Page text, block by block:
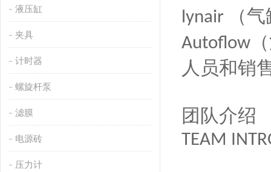
液压缸
夹具
计时器
螺旋杆泵
滤膜
电源砖
压力计
lynair （
Autoflow
人员和销
团队介绍
TEAM